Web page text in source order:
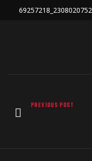
PREVIOUS POST